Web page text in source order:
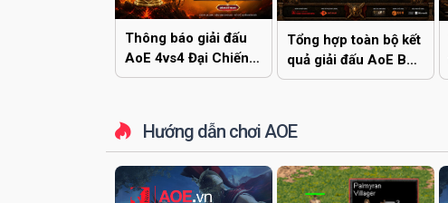
Thông báo giải đấu
AoE 4vs4 Đại Chiến
Sinh Nhật EGOPLAY
Tổng hợp toàn bộ kết
quả giải đấu AoE Bé
Yêu Cup 2026
Hướng dẫn chơi AOE